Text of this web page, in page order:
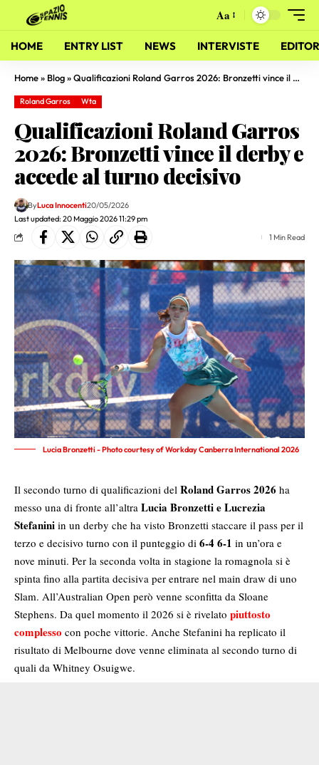
Aa
HOME ENTRY LIST NEWS INTERVISTE
Home» Blog»Qualificazioni Roland Garros 2026: Bronzetti vince il derby e accede al turno decisivo
Roland Garros Wta
Qualificazioni Roland Garros
2026: Bronzetti vince il derby e
accede al turno decisivo
Last updated: 20 Maggio 2026 11:29 pm
ByLuca Innocenti20/05/2026
1 Min Read
Lucia Bronzetti - Photo courtesy of Workday Canberra International 2026
Il secondo turno di qualificazioni del Roland Garros 2026 ha
messo una di fronte all’altra Lucia Bronzetti e Lucrezia
Stefanini in un derby che ha visto Bronzetti staccare il pass per il
terzo e decisivo turno con il punteggio di 6-4 6-1 in un’ora e
nove minuti. Per la seconda volta in stagione la romagnola si è
spinta fino alla partita decisiva per entrare nel main draw di uno
Slam. All’Australian Open però venne sconfitta da Sloane
Stephens. Da quel momento il 2026 si è rivelato piuttosto
complesso con poche vittorie. Anche Stefanini ha replicato il
risultato di Melbourne dove venne eliminata al secondo turno di
quali da Whitney Osuigwe.